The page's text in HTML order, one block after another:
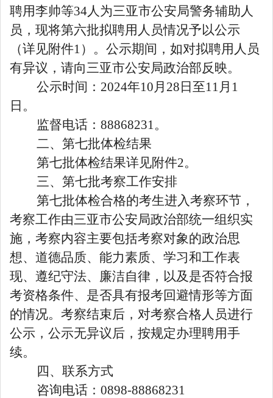
聘用李帅等34人为三亚市公安局警务辅助人
员，现将第六批拟聘用人员情况予以公示
（详见附件1）。公示期间，如对拟聘用人员
有异议，请向三亚市公安局政治部反映。
公示时间：2024年10月28日至11月1
日。
监督电话：88868231。
二、第七批体检结果
第七批体检结果详见附件2。
三、第七批考察工作安排
第七批体检合格的考生进入考察环节，
考察工作由三亚市公安局政治部统一组织实
施，考察内容主要包括考察对象的政治思
想、道德品质、能力素质、学习和工作表
现、遵纪守法、廉洁自律，以及是否符合报
考资格条件、是否具有报考回避情形等方面
的情况。考察结束后，对考察合格人员进行
公示，公示无异议后，按规定办理聘用手
续。
四、联系方式
咨询电话：0898-88868231